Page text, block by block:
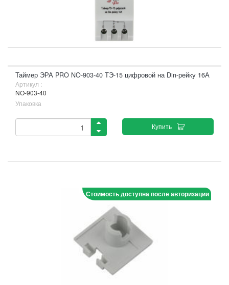
Таймер ЭРА PRO NO-903-40 ТЭ-15 цифровой на Din-рейку 16А
Артикул :
NO-903-40
Упаковка
Купить
Стоимость доступна после авторизации